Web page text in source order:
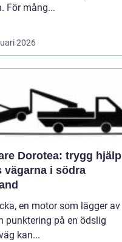
För mång...
2026
Dorotea: trygg hjälp
vägarna i södra
en motor som lägger av
punktering på en ödslig
kan...